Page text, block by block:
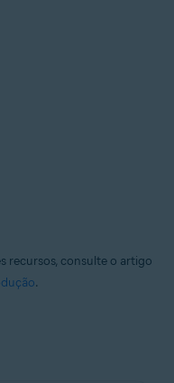
recursos, consulte o artigo
.